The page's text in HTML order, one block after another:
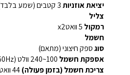
יציאת אוזניות3 קטבים (שמע בלבד)
צליל
רמקול
חשמל
סוגספק חיצוני (מתאם)
אספקת חשמל
צריכת חשמל (בזמן פעולה)